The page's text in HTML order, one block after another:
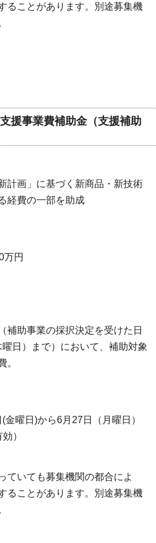
ることがあります。別途募集機
援事業費補助金（支援補助
計画」に基づく新商品・新技術
経費の一部を助成
万円
助事業の採択決定を受けた日
日）まで）において、補助対象
。
曜日)から6月27日（月曜日）
）
ていても募集機関の都合によ
ることがあります。別途募集機